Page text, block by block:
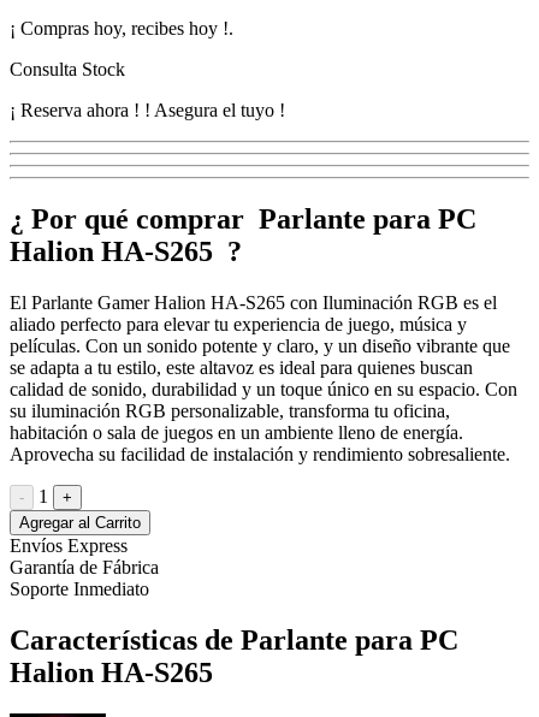
¡ Compras hoy, recibes hoy !.
Consulta Stock
¡ Reserva ahora ! ! Asegura el tuyo !
¿ Por qué comprar Parlante para PC
Halion HA-S265 ?
El Parlante Gamer Halion HA-S265 con Iluminación RGB es el
aliado perfecto para elevar tu experiencia de juego, música y
películas. Con un sonido potente y claro, y un diseño vibrante que
se adapta a tu estilo, este altavoz es ideal para quienes buscan
calidad de sonido, durabilidad y un toque único en su espacio. Con
su iluminación RGB personalizable, transforma tu oficina,
habitación o sala de juegos en un ambiente lleno de energía.
Aprovecha su facilidad de instalación y rendimiento sobresaliente.
- 1
+
Agregar al Carrito
Envíos Express
Garantía de Fábrica
Soporte Inmediato
Características de Parlante para PC
Halion HA-S265